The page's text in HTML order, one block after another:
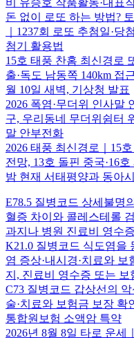
돈 없이 로또 하는 방법?
｜1237회 로또 추첨일·당
첨기 활용법
15호 태풍 찬홈 최신경로
출·독도 남동쪽 140km 접
월 10일 새벽, 기상청 발표
2026 폭염·무더위 인사말
구, 우리동네 무더위쉼터
말 안부전화
2026 태풍 최신경로｜15
전망, 13호 돌핀 중국·16
밤 현재 서태평양과 동아
E78.5 질병코드 상세불명
혈증 차이와 콜레스테롤
과지나 병원 진료비 영수
K21.0 질병코드 식도염을
염 증상·내시경·치료와
지, 진료비 영수증 또는 보
C73 질병코드 갑상선의
술·치료와 보험금 보장 확
통합원보험 소액암 특약
2026년 8월 8일 타로 운세